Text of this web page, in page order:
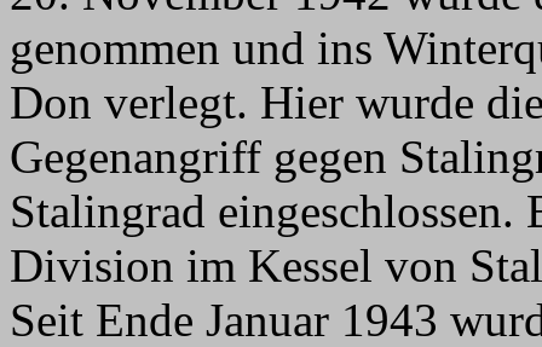
genommen und ins
Don verlegt. Hier wurde
Gegenangriff gegen
Stalingrad
Division im Kessel von
Seit Ende Januar 1943